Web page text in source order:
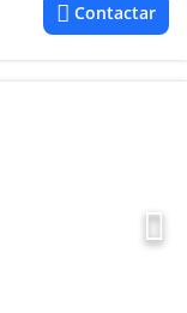
Contactar